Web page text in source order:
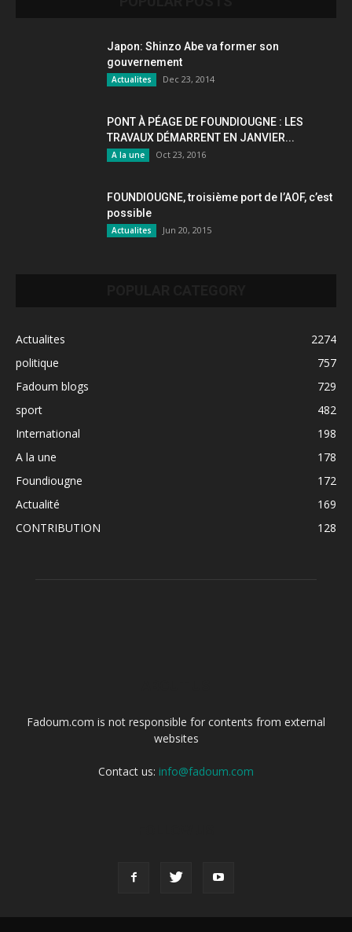
Japon: Shinzo Abe va former son
gouvernement
Actualites Dec 23, 2014
PONT À PÉAGE DE FOUNDIOUGNE : LES
TRAVAUX DÉMARRENT EN JANVIER...
A la une Oct 23, 2016
FOUNDIOUGNE, troisième port de l’AOF, c’est
possible
Actualites Jun 20, 2015
Actualites
2274
politique
757
Fadoum blogs
729
sport
482
International
198
A la une
178
Foundiougne
172
Actualité
169
CONTRIBUTION
128
Fadoum.com is not responsible for contents from external
websites
Contact us: info@fadoum.com